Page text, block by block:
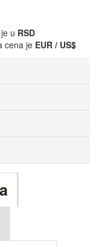
u RSD
cena je EUR / US$